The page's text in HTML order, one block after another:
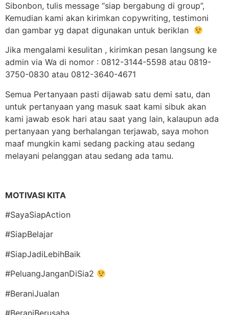
Sibonbon, tulis message “siap bergabung di group”,
Kemudian kami akan kirimkan copywriting, testimoni
dan gambar yg dapat digunakan untuk beriklan
Jika mengalami kesulitan , kirimkan pesan langsung ke
admin via Wa di nomor : 0812-3144-5598 atau 0819-
3750-0830 atau 0812-3640-4671
Semua Pertanyaan pasti dijawab satu demi satu, dan
untuk pertanyaan yang masuk saat kami sibuk akan
kami jawab esok hari atau saat yang lain, kalaupun ada
pertanyaan yang berhalangan terjawab, saya mohon
maaf mungkin kami sedang packing atau sedang
melayani pelanggan atau sedang ada tamu.
MOTIVASI KITA
#SayaSiapAction
#SiapBelajar
#SiapJadiLebihBaik
#PeluangJanganDiSia2
#BeraniJualan
#BeraniBerusaha